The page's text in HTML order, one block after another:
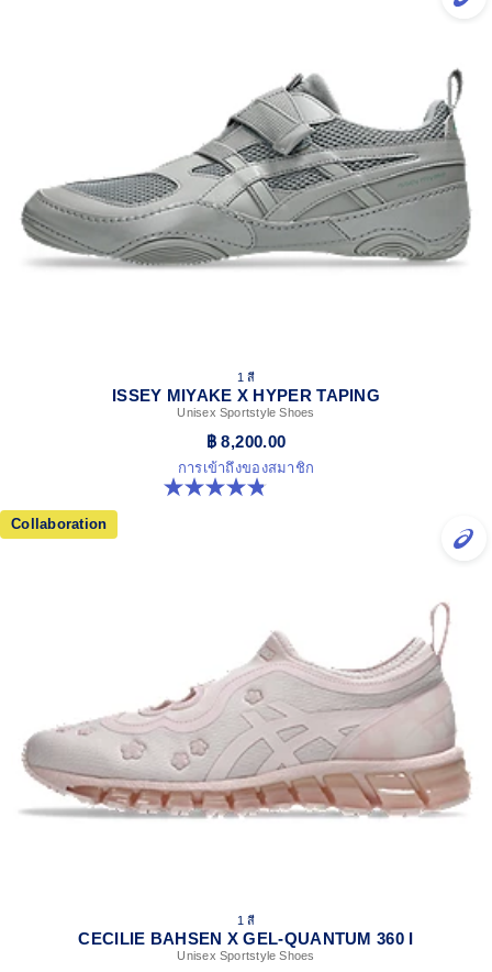
1 สี
ISSEY MIYAKE X HYPER TAPING
Unisex Sportstyle Shoes
฿ 8,200.00
การเข้าถึงของสมาชิก
4.8 จาก 5 ดาว 6 รีวิว
Collaboration
1 สี
CECILIE BAHSEN X GEL-QUANTUM 360 I
Unisex Sportstyle Shoes